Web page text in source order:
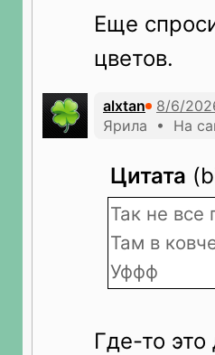
Еще
цветов.
alxtan
Ярила • На
Цитата
Так не
Там в
Уффф
Где-то